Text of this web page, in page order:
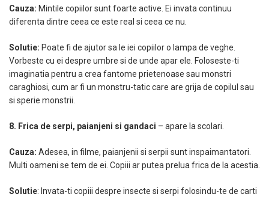
Cauza: Mintile copiilor sunt foarte active. Ei invata continuu
diferenta dintre ceea ce este real si ceea ce nu.
Solutie: Poate fi de ajutor sa le iei copiilor o lampa de veghe.
Vorbeste cu ei despre umbre si de unde apar ele. Foloseste-ti
imaginatia pentru a crea fantome prietenoase sau monstri
caraghiosi, cum ar fi un monstru-tatic care are grija de copilul sau
si sperie monstrii.
8. Frica de serpi, paianjeni si gandaci – apare la scolari.
Cauza: Adesea, in filme, paianjenii si serpii sunt inspaimantatori.
Multi oameni se tem de ei. Copiii ar putea prelua frica de la acestia.
Solutie: Invata-ti copiii despre insecte si serpi folosindu-te de carti